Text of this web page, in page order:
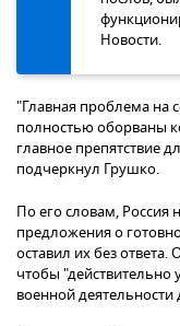
Новости.
"Главная проблема на
полностью оборваны
главное препятствие
подчеркнул Грушко.
По его словам, Россия
предложения о
оставил их без
чтобы
военной деятельности